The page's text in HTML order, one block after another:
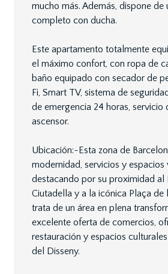
mucho más. Además, dispone de
completo con ducha.
Este apartamento totalmente
el máximo confort, con ropa de
baño equipado con secador de
Fi, Smart TV, sistema de
de emergencia 24 horas, servicio
ascensor.
Ubicación:~Esta zona de
modernidad, servicios y espacios
destacando por su proximidad al
Ciutadella y a la icónica Plaça de
trata de un área en plena
excelente oferta de comercios,
restauración y espacios
del Disseny.